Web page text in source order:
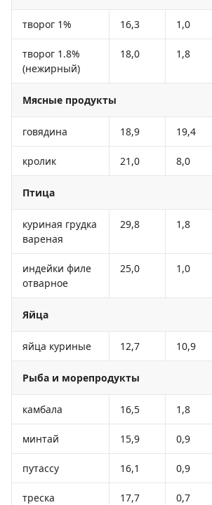
творог 1% 16,3 1,0
творог 1.8%
(нежирный)
18,0 1,8
Мясные продукты
говядина 18,9 19,4
кролик 21,0 8,0
Птица
куриная грудка
вареная
29,8 1,8
индейки филе
отварное
25,0 1,0
Яйца
яйца куриные 12,7 10,9
Рыба и морепродукты
камбала 16,5 1,8
минтай 15,9 0,9
путассу 16,1 0,9
треска 17,7 0,7